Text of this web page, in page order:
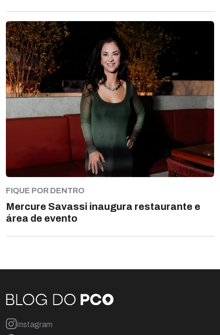
FIQUE POR DENTRO
Mercure Savassi inaugura restaurante e
área de evento
Instagram